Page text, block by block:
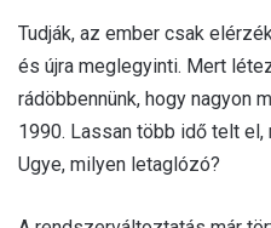
Tudják, az ember csak
és újra meglegyinti. Mert
rádöbbennünk, hogy nagyon
1990. Lassan több idő telt
Ugye, milyen letaglózó?